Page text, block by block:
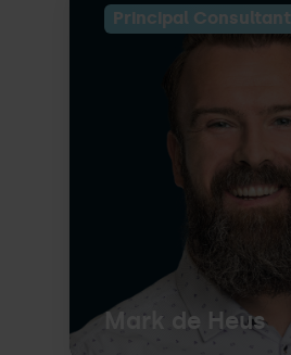
Principal Consultant
Mark de Heus